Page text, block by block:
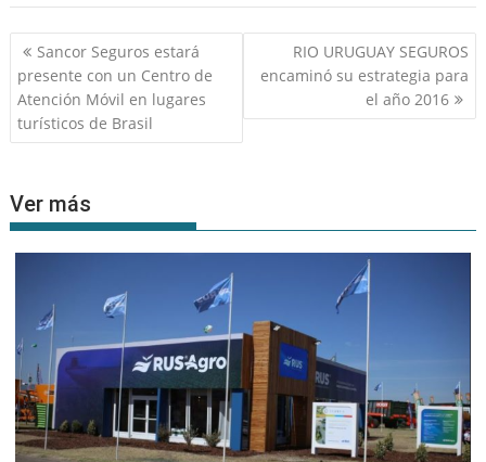
Navegación
de
entradas
Sancor Seguros estará
presente con un Centro de
Atención Móvil en lugares
turísticos de Brasil
RIO URUGUAY SEGUROS
encaminó su estrategia para
el año 2016
Ver más